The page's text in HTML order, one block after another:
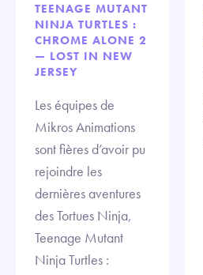
TEENAGE MUTANT
NINJA TURTLES :
CHROME ALONE 2
— LOST IN NEW
JERSEY
Les équipes de
Mikros Animations
sont fières d’avoir pu
rejoindre les
dernières aventures
des Tortues Ninja,
Teenage Mutant
Ninja Turtles :